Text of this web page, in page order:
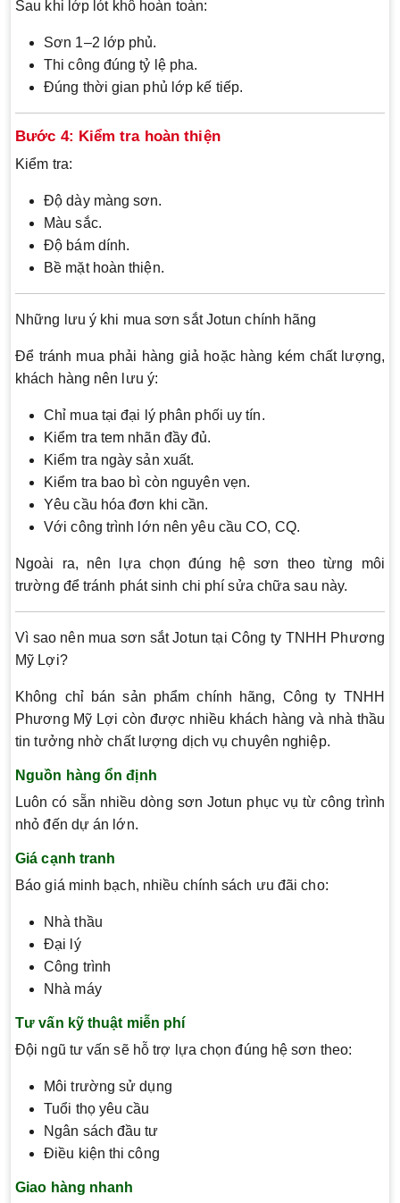
Sau khi lớp lót khô hoàn toàn:
Sơn 1–2 lớp phủ.
Thi công đúng tỷ lệ pha.
Đúng thời gian phủ lớp kế tiếp.
Bước 4: Kiểm tra hoàn thiện
Kiểm tra:
Độ dày màng sơn.
Màu sắc.
Độ bám dính.
Bề mặt hoàn thiện.
Những lưu ý khi mua sơn sắt Jotun chính hãng
Để tránh mua phải hàng giả hoặc hàng kém chất lượng,
khách hàng nên lưu ý:
Chỉ mua tại đại lý phân phối uy tín.
Kiểm tra tem nhãn đầy đủ.
Kiểm tra ngày sản xuất.
Kiểm tra bao bì còn nguyên vẹn.
Yêu cầu hóa đơn khi cần.
Với công trình lớn nên yêu cầu CO, CQ.
Ngoài ra, nên lựa chọn đúng hệ sơn theo từng môi
trường để tránh phát sinh chi phí sửa chữa sau này.
Vì sao nên mua sơn sắt Jotun tại Công ty TNHH Phương
Mỹ Lợi?
Không chỉ bán sản phẩm chính hãng, Công ty TNHH
Phương Mỹ Lợi còn được nhiều khách hàng và nhà thầu
tin tưởng nhờ chất lượng dịch vụ chuyên nghiệp.
Nguồn hàng ổn định
Luôn có sẵn nhiều dòng sơn Jotun phục vụ từ công trình
nhỏ đến dự án lớn.
Giá cạnh tranh
Báo giá minh bạch, nhiều chính sách ưu đãi cho:
Nhà thầu
Đại lý
Công trình
Nhà máy
Tư vấn kỹ thuật miễn phí
Đội ngũ tư vấn sẽ hỗ trợ lựa chọn đúng hệ sơn theo:
Môi trường sử dụng
Tuổi thọ yêu cầu
Ngân sách đầu tư
Điều kiện thi công
Giao hàng nhanh